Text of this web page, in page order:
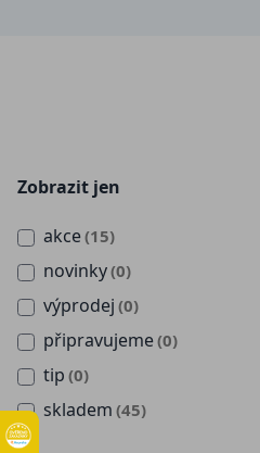
Zobrazit jen
akce(15)
novinky(0)
výprodej (0)
připravujeme(0)
tip (0)
skladem (45)